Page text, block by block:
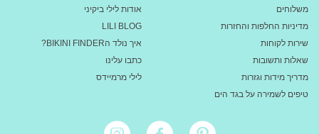
משלוחים
מדיניות החלפות והחזרות
שירות לקוחות
שאלות ותשובות
מדריך מידות וגזרות
טיפים לשמירה על בגד הים
אודות לילי ביקיני
LILI BLOG
איך נולד הBIKINI FINDER?
כתבו עלינו
לילי מרמיידס